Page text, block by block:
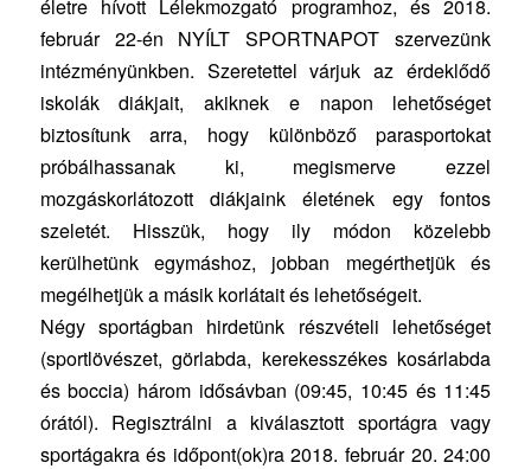
életre hívott Lélekmozgató programhoz, és 2018.
február 22-én NYÍLT SPORTNAPOT szervezünk
intézményünkben. Szeretettel várjuk az érdeklődő
iskolák diákjait, akiknek e napon lehetőséget
biztosítunk arra, hogy különböző parasportokat
próbálhassanak ki, megismerve ezzel
mozgáskorlátozott diákjaink életének egy fontos
szeletét. Hisszük, hogy ily módon közelebb
kerülhetünk egymáshoz, jobban megérthetjük és
megélhetjük a másik korlátait és lehetőségeit.
Négy sportágban hirdetünk részvételi lehetőséget
(sportlövészet, görlabda, kerekesszékes kosárlabda
és boccia) három idősávban (09:45, 10:45 és 11:45
órától). Regisztrálni a kiválasztott sportágra vagy
sportágakra és időpont(ok)ra 2018. február 20. 24:00